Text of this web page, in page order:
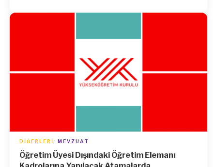
DIĞERLERI MEVZUAT
Öğretim Üyesi Dışındaki Öğretim Elemanı